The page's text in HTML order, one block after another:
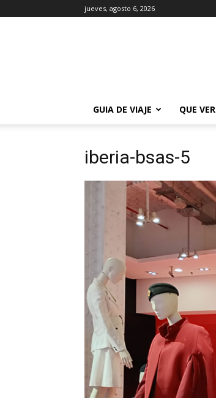
jueves, agosto 6, 2026
GUIA DE VIAJE
QUE VER
iberia-bsas-5